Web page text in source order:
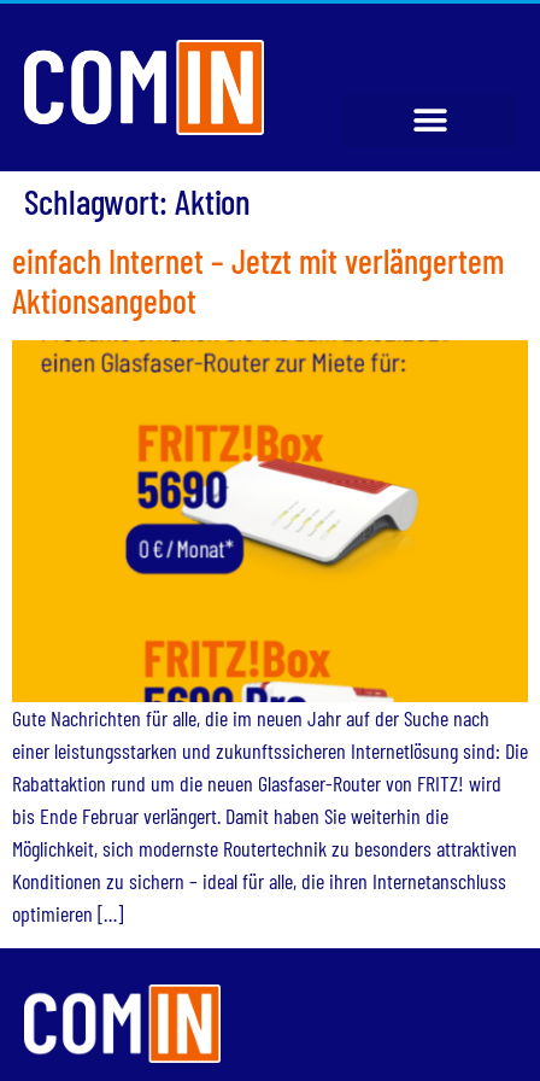
Schlagwort: Aktion
einfach Internet – Jetzt mit verlängertem
Aktionsangebot
Gute Nachrichten für alle, die im neuen Jahr auf der Suche nach
einer leistungsstarken und zukunftssicheren Internetlösung sind: Die
Rabattaktion rund um die neuen Glasfaser-Router von FRITZ! wird
bis Ende Februar verlängert. Damit haben Sie weiterhin die
Möglichkeit, sich modernste Routertechnik zu besonders attraktiven
Konditionen zu sichern – ideal für alle, die ihren Internetanschluss
optimieren […]